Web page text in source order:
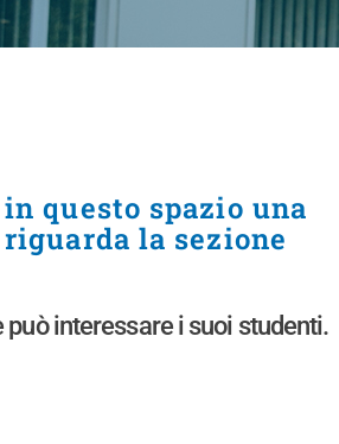
questo spazio una
la sezione
può interessare i suoi studenti.